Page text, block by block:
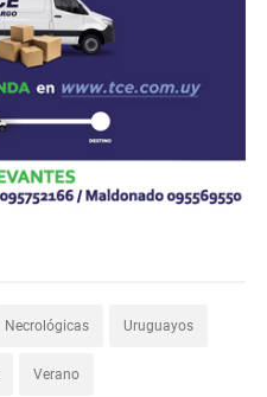
Necrológicas Uruguayos
Verano